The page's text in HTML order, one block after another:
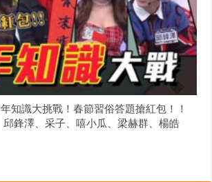
年知識大挑戰！春節習俗答題搶紅包！！
邱鋒澤、采子、嘻小瓜、梁赫群、楊皓